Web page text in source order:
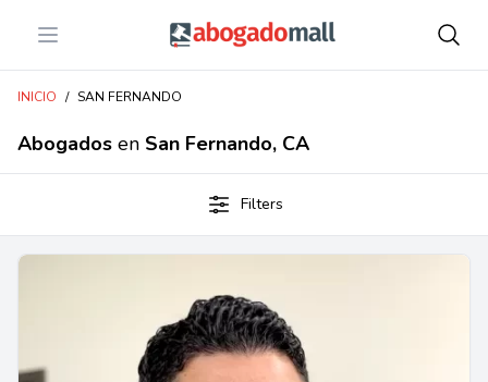
Open menu Abogadomall
INICIO / SAN FERNANDO
Abogados en San Fernando, CA
Filters